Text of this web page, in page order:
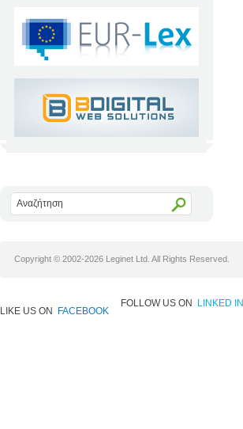
Copyright © 2002-2026 Leginet Ltd. All Rights Reserved.
LIKE US ON FACEBOOK
FOLLOW US ON LINKED IN